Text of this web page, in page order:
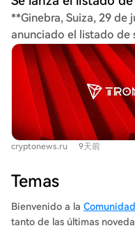
millones de usuarios
ofrece a usuarios de
entrada segura para
Backpack, que da
spot, perpetuos y
plataforma conforme a
traders el acceso al
múltiples plataformas. La colaboración refuerza el papel
de TRON como
paso más en su
los 395 millones de
transacciones y tiene
**Ginebra, Suiza, 29 de
anunciado el listado de
trading spot y de
regulada Backpack
los usuarios de
acceso sencillo y
una de las ecosistemas
mundo. El listado amplía el soporte de mercado para
$TRX, permitiendo a
necesidad de múltiples
procesado un volumen
millones de dólares,
cryptonews.ru 9天前
Temas
Bienvenido a la
tanto de las últimas